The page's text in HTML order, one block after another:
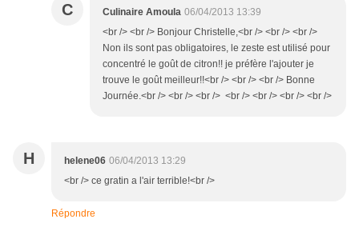
C Culinaire Amoula 06/04/2013 13:39
<br /> <br /> Bonjour Christelle,<br /> <br /> <br />
Non ils sont pas obligatoires, le zeste est utilisé pour
concentré le goût de citron!! je préfère l'ajouter je
trouve le goût meilleur!!<br /> <br /> <br /> Bonne
Journée.<br /> <br /> <br /> <br /> <br /> <br /> <br />
H helene06 06/04/2013 13:29
<br /> ce gratin a l'air terrible!<br />
Répondre